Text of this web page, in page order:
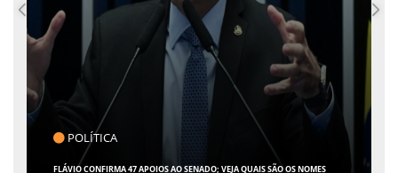
CLICK INDICA
GIRO POR SERGIPE, BRASIL E MUNDO - 07 DE AGOSTO DE 2026